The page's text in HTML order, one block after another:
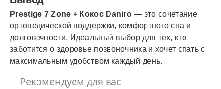
Prestige 7 Zone + Кокос Daniro — это сочетание
ортопедической поддержки, комфортного сна и
долговечности. Идеальный выбор для тех, кто
заботится о здоровье позвоночника и хочет спать с
максимальным удобством каждый день.
Рекомендуем для вас